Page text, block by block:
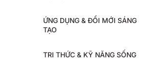
ỨNG DỤNG & ĐỔI MỚI SÁNG
TẠO
TRI THỨC & KỸ NĂNG SỐNG